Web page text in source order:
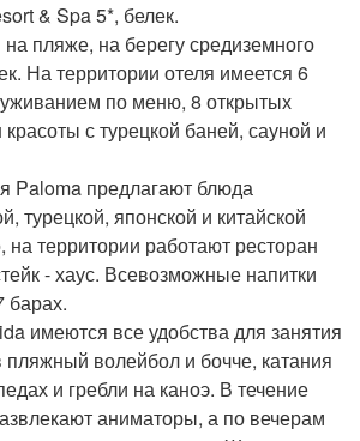
& Spa 5*, белек.
пляже, на берегу средиземного
На территории отеля имеется 6
по меню, 8 открытых
с турецкой баней, сауной и
Paloma предлагают блюда
турецкой, японской и китайской
на территории работают ресторан
- хаус. Всевозможные напитки
барах.
имеются все удобства для занятия
волейбол и бочче, катания
и гребли на каноэ. В течение
аниматоры, а по вечерам